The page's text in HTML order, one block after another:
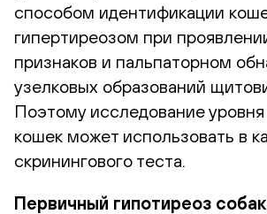
способом идентификации
гипертиреозом при
признаков и пальпаторном
узелковых образований
Поэтому исследование
кошек может использовать в
скринингового теста.
Первичный гипотиреоз собак